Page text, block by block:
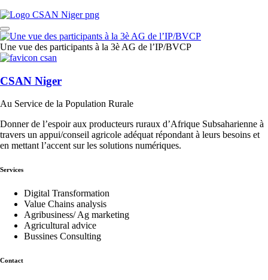
Une vue des participants à la 3è AG de l’IP/BVCP
CSAN Niger
Au Service de la Population Rurale
Donner de l’espoir aux producteurs ruraux d’Afrique Subsaharienne à
travers un appui/conseil agricole adéquat répondant à leurs besoins et
en mettant l’accent sur les solutions numériques.
Services
Digital Transformation
Value Chains analysis
Agribusiness/ Ag marketing
Agricultural advice
Bussines Consulting
Contact